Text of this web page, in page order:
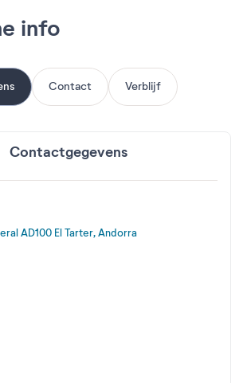
info
Contact Verblijf
Contactgegevens
AD100 El Tarter, Andorra